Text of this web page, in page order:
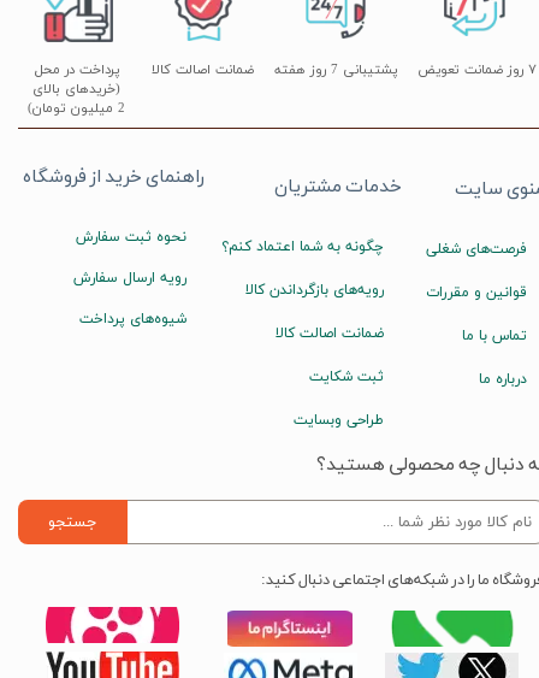
پشتیبانی 7 روز هفته
پرداخت در محل
(خریدهای بالای
2 میلیون تومان)
۷ روز ضمانت تعویض ضمانت اصالت کالا
راهنمای خرید از فروشگاه
نحوه ثبت سفارش
رویه ارسال سفارش
شیوه‌های پرداخت
خدمات مشتریان
چگونه به شما اعتماد کنم؟
رویه‌های بازگرداندن کالا
ضمانت اصالت کالا
ثبت شکایت
طراحی وبسایت
سایت
فرصت‌های شغلی
قوانین و مقررات
تماس با ما
درباره ما
دنبال چه محصولی هستید؟
جستجو
ما را در شبکه‌های اجتماعی دنبال کنید: